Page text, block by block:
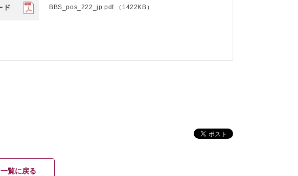
BBS_pos_222_jp.pdf （1422KB）
一覧に戻る